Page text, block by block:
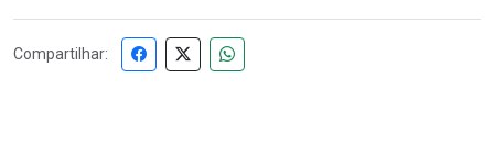
Compartilhar: